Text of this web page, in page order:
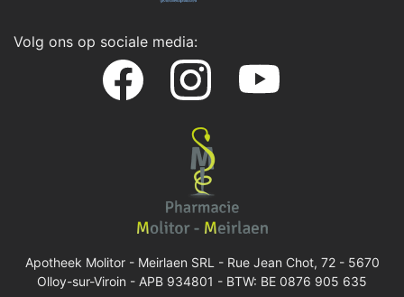
Volg ons op sociale media:
Apotheek Molitor - Meirlaen SRL - Rue Jean Chot, 72 - 5670
Olloy-sur-Viroin - APB 934801 - BTW: BE 0876 905 635